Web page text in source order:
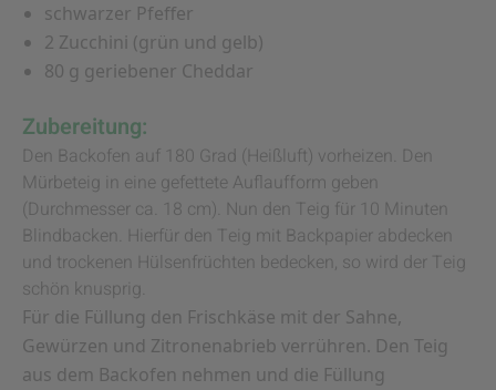
schwarzer Pfeffer
2 Zucchini (grün und gelb)
80 g geriebener Cheddar
Zubereitung:
Den Backofen auf 180 Grad (Heißluft) vorheizen. Den
Mürbeteig in eine gefettete Auflaufform geben
(Durchmesser ca. 18 cm). Nun den Teig für 10 Minuten
Blindbacken. Hierfür den Teig mit Backpapier abdecken
und trockenen Hülsenfrüchten bedecken, so wird der Teig
schön knusprig.
Für die Füllung den Frischkäse mit der Sahne,
Gewürzen und Zitronenabrieb verrühren. Den Teig
aus dem Backofen nehmen und die Füllung